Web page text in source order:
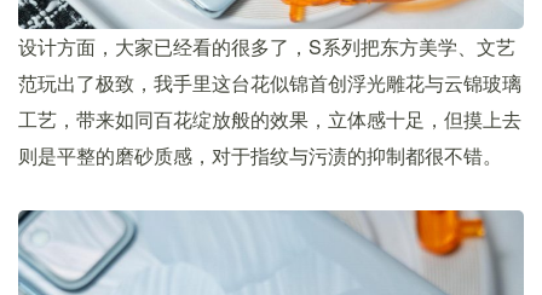
设计方面，大家已经看的很多了，S系列把东方美学、文艺
范玩出了极致，我手里这台花似锦首创浮光雕花与云锦玻璃
工艺，带来如同百花绽放般的效果，立体感十足，但摸上去
则是平整的磨砂质感，对于指纹与污渍的抑制都很不错。